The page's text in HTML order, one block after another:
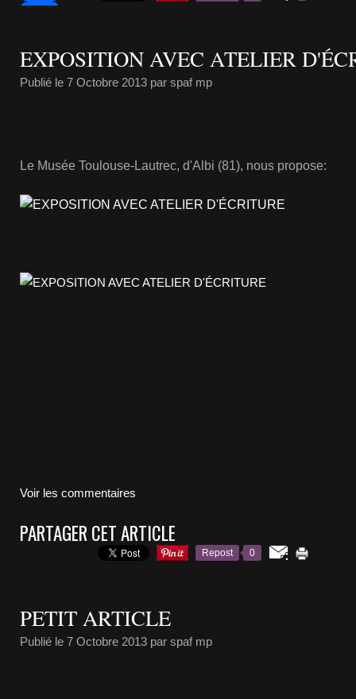
EXPOSITION AVEC ATELIER
Publié le 7 Octobre 2013 par spaf mp
Le Musée Toulouse-Lautrec, d'Albi (81), nous propose:
Voir les commentaires
PARTAGER CET ARTICLE
Repost 0
PETIT ARTICLE
Publié le 7 Octobre 2013 par spaf mp